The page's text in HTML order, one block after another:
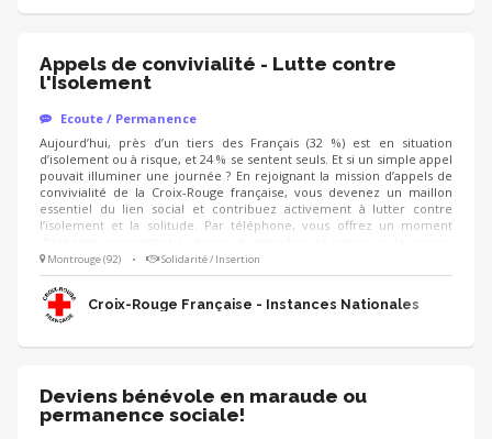
Appels de convivialité - Lutte contre
l'Isolement
Ecoute / Permanence
Aujourd’hui, près d’un tiers des Français (32 %) est en situation
d’isolement ou à risque, et 24 % se sentent seuls. Et si un simple appel
pouvait illuminer une journée ? En rejoignant la mission d’appels de
convivialité de la Croix-Rouge française, vous devenez un maillon
essentiel du lien social et contribuez activement à lutter contre
l’isolement et la solitude. Par téléphone, vous offrez un moment
et de se sentir considéré. Cette mission s’adresse à toute personne
qui en ressent le besoin sans distinction : personnes âgées,
personnes en situation de handicap, aidants, parents isolés, jeunes,
personnes précaires, …
Montrouge (92) • Solidarité / Insertion
Croix-Rouge Française - Instances Nationales
Deviens bénévole en maraude ou
permanence sociale!